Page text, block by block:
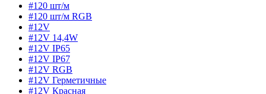
#120 шт/м
#120 шт/м RGB
#12V
#12V 14,4W
#12V IP65
#12V IP67
#12V RGB
#12V Герметичные
#12V Красная